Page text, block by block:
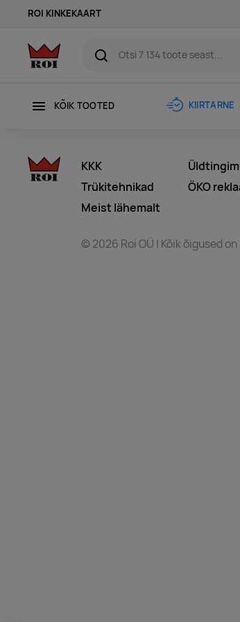
ROI KINKEKAART
KÕIK TOOTED KIIRTARNE
KKK
Trükitehnikad
Meist lähemalt
ÖKO
© 2026 Roi OÜ | Kõik õigused